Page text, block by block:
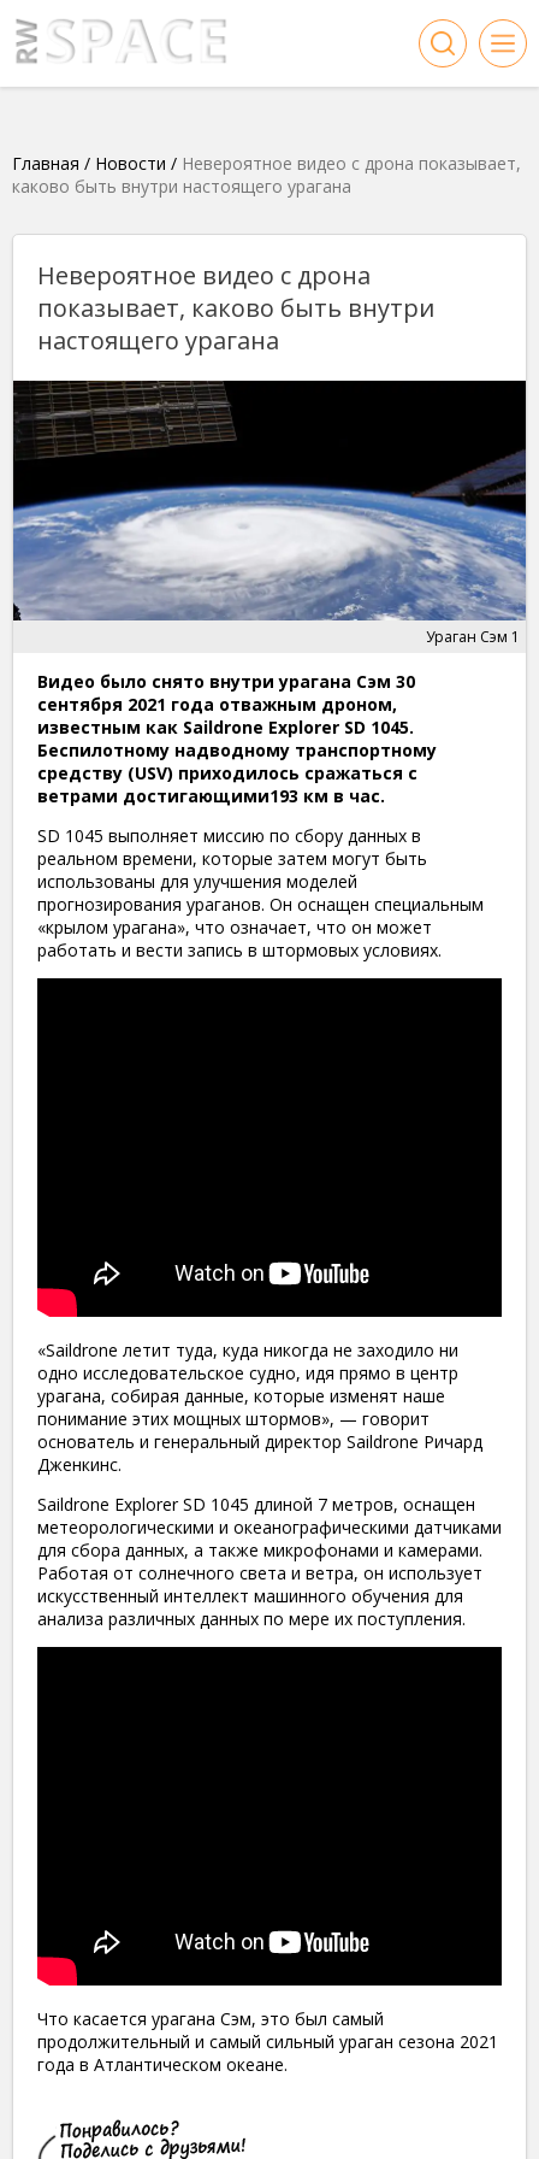
Главная / Новости / Невероятное видео с дрона показывает,
каково быть внутри настоящего урагана
Невероятное видео с дрона
показывает, каково быть внутри
настоящего урагана
Ураган Сэм 1
Видео было снято внутри урагана Сэм 30
сентября 2021 года отважным дроном,
известным как Saildrone Explorer SD 1045.
Беспилотному надводному транспортному
средству (USV) приходилось сражаться с
ветрами достигающими193 км в час.
SD 1045 выполняет миссию по сбору данных в
реальном времени, которые затем могут быть
использованы для улучшения моделей
прогнозирования ураганов. Он оснащен специальным
«крылом урагана», что означает, что он может
работать и вести запись в штормовых условиях.
«Saildrone летит туда, куда никогда не заходило ни
одно исследовательское судно, идя прямо в центр
урагана, собирая данные, которые изменят наше
понимание этих мощных штормов», — говорит
основатель и генеральный директор Saildrone Ричард
Дженкинс.
Saildrone Explorer SD 1045 длиной 7 метров, оснащен
метеорологическими и океанографическими датчиками
для сбора данных, а также микрофонами и камерами.
Работая от солнечного света и ветра, он использует
искусственный интеллект машинного обучения для
анализа различных данных по мере их поступления.
Что касается урагана Сэм, это был самый
продолжительный и самый сильный ураган сезона 2021
года в Атлантическом океане.